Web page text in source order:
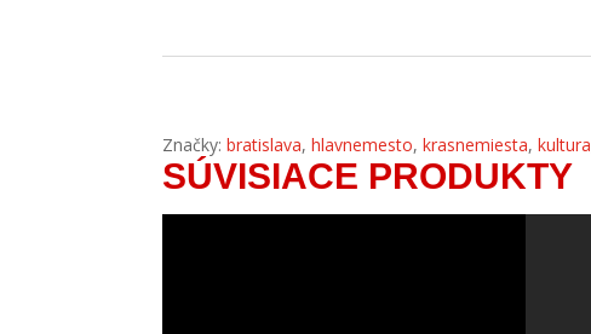
Značky:bratislava,hlavnemesto,krasnemiesta,kultura
SÚVISIACE PRODUKTY